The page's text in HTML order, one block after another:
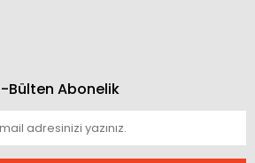
Bülten Abonelik